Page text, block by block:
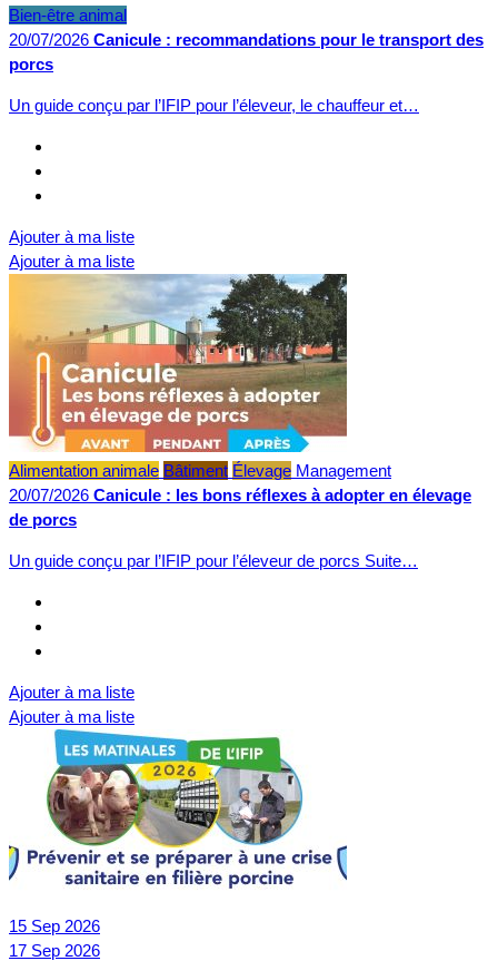
Bien-être animal
20/07/2026 Canicule : recommandations pour le transport des
porcs
Un guide conçu par l’IFIP pour l’éleveur, le chauffeur et…
Ajouter à ma liste
Ajouter à ma liste
Alimentation animale Bâtiment Élevage Management
20/07/2026 Canicule : les bons réflexes à adopter en élevage
de porcs
Un guide conçu par l’IFIP pour l’éleveur de porcs Suite…
Ajouter à ma liste
Ajouter à ma liste
15 Sep 2026
17 Sep 2026